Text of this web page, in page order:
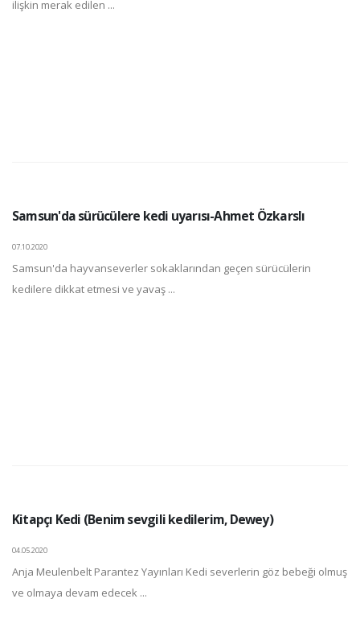
ilişkin merak edilen ...
Samsun'da sürücülere kedi uyarısı-Ahmet Özkarslı
07.10.2020
Samsun'da hayvanseverler sokaklarından geçen sürücülerin
kedilere dikkat etmesi ve yavaş ...
Kitapçı Kedi (Benim sevgili kedilerim, Dewey)
04.05.2020
Anja Meulenbelt Parantez Yayınları Kedi severlerin göz bebeği olmuş
ve olmaya devam edecek ...